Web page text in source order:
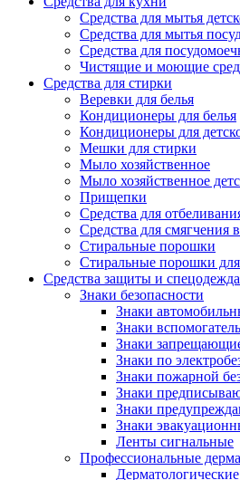
Средства для мытья
Средства для мытья
Средства для
Чистящие и моющие
Средства для стирки
Веревки для белья
Кондиционеры для белья
Кондиционеры для
Мешки для стирки
Мыло хозяйственное
Мыло хозяйственное
Прищепки
Средства для
Средства для смягчения
Стиральные порошки
Стиральные порошки для
Средства защиты и спецодежда
Знаки безопасности
Знаки
Знаки
Знаки
Знаки по
Знаки пожарной
Знаки
Знаки
Знаки
Ленты сигнальные
Профессиональные